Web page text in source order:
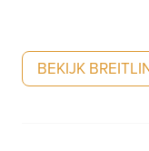
BEKIJK